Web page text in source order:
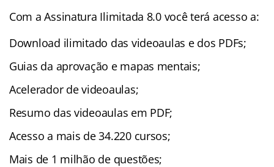
Com a Assinatura Ilimitada 8.0 você terá acesso a:
Download ilimitado das videoaulas e dos PDFs;
Guias da aprovação e mapas mentais;
Acelerador de videoaulas;
Resumo das videoaulas em PDF;
Acesso a mais de 34.220 cursos;
Mais de 1 milhão de questões;